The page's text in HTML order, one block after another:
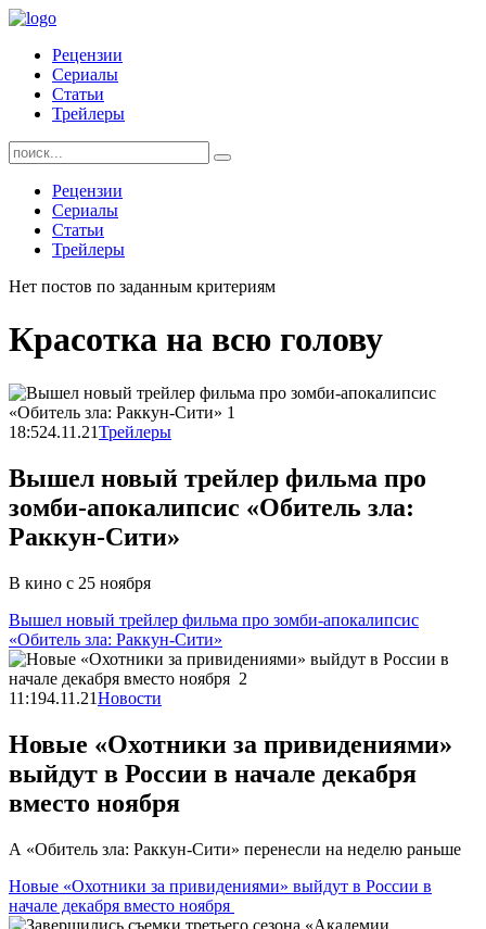
Skip
contentРецензии
Сериалы
Статьи
Трейлеры
Найти:
Рецензии
Сериалы
Статьи
Трейлеры
Нет постов по заданным критериям
Красотка на всю голову
18:524.11.21Трейлеры
Вышел новый трейлер фильма про
зомби-апокалипсис «Обитель зла:
Раккун-Сити»
В кино с 25 ноября
Вышел новый трейлер фильма про зомби-апокалипсис
«Обитель зла: Раккун-Сити»
11:194.11.21Новости
Новые «Охотники за привидениями»
выйдут в России в начале декабря
вместо ноября
А «Обитель зла: Раккун-Сити» перенесли на неделю раньше
Новые «Охотники за привидениями» выйдут в России в
начале декабря вместо ноября